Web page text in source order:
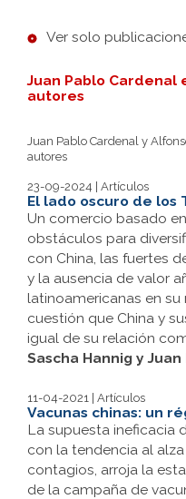
Ver solo
Juan Pablo Cardenal
autores
Juan Pablo Cardenal y
autores
23-09-2024 | Artículos
El lado oscuro de los
Un comercio basado
obstáculos para
con China, las fuertes
y la ausencia de valor
latinoamericanas en su
cuestión que China y
igual de su relación
Sascha Hannig y
11-04-2021 | Artículos
Vacunas chinas: un
La supuesta ineficacia
con la tendencia al
contagios, arroja la
de la campaña de